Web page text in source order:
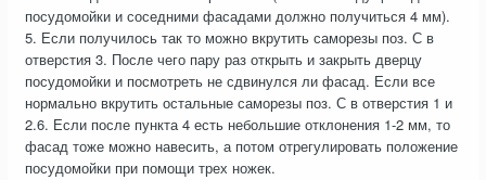
посудомойки и соседними фасадами должно получиться 4 мм).
5. Если получилось так то можно вкрутить саморезы поз. С в
отверстия 3. После чего пару раз открыть и закрыть дверцу
посудомойки и посмотреть не сдвинулся ли фасад. Если все
нормально вкрутить остальные саморезы поз. С в отверстия 1 и
2.6. Если после пункта 4 есть небольшие отклонения 1-2 мм, то
фасад тоже можно навесить, а потом отрегулировать положение
посудомойки при помощи трех ножек.